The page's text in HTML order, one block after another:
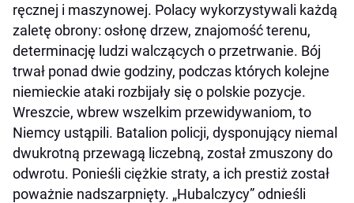
ręcznej i maszynowej. Polacy wykorzystywali każdą
zaletę obrony: osłonę drzew, znajomość terenu,
determinację ludzi walczących o przetrwanie. Bój
trwał ponad dwie godziny, podczas których kolejne
niemieckie ataki rozbijały się o polskie pozycje.
Wreszcie, wbrew wszelkim przewidywaniom, to
Niemcy ustąpili. Batalion policji, dysponujący niemal
dwukrotną przewagą liczebną, został zmuszony do
odwrotu. Ponieśli ciężkie straty, a ich prestiż został
poważnie nadszarpnięty. „Hubalczycy” odnieśli